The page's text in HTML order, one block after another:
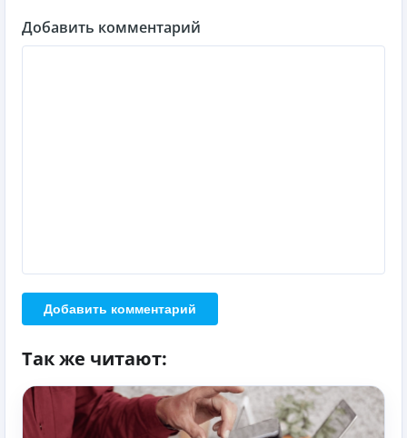
Добавить комментарий
Добавить комментарий
Так же читают: